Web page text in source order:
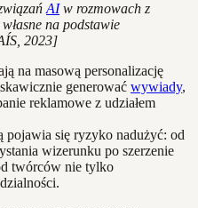
AIw rozmowach z
na podstawie
2023]
na masową personalizację
generować wywiady,
reklamowe z udziałem
pojawia się ryzyko nadużyć: od
wizerunku po szerzenie
twórców nie tylko